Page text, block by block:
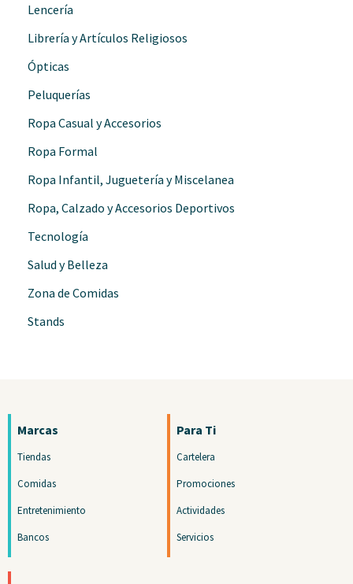
Lencería
Librería y Artículos Religiosos
Ópticas
Peluquerías
Ropa Casual y Accesorios
Ropa Formal
Ropa Infantil, Juguetería y Miscelanea
Ropa, Calzado y Accesorios Deportivos
Tecnología
Salud y Belleza
Zona de Comidas
Stands
Marcas
Tiendas
Comidas
Entretenimiento
Bancos
Para Ti
Cartelera
Promociones
Actividades
Servicios